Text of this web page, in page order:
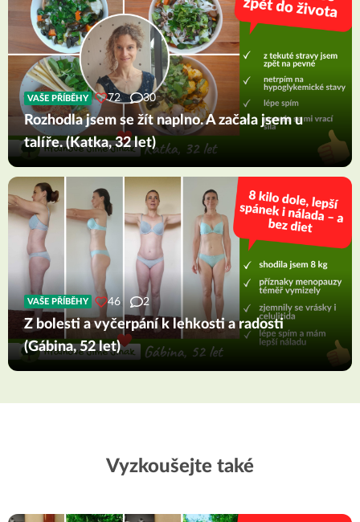
VAŠE PŘÍBĚHY 72 30
Rozhodla jsem se žít naplno. A začala jsem u
talíře. (Katka, 32 let)
VAŠE PŘÍBĚHY 46 2
Z bolesti a vyčerpání k lehkosti a radosti
(Gábina, 52 let)
Vyzkoušejte také